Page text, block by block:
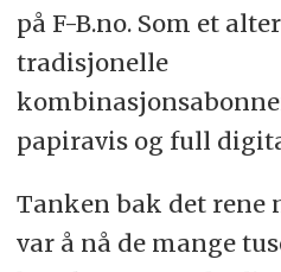
på F-B.no. Som et
tradisjonelle
papiravis og full
Tanken bak det rene
var å nå de mange